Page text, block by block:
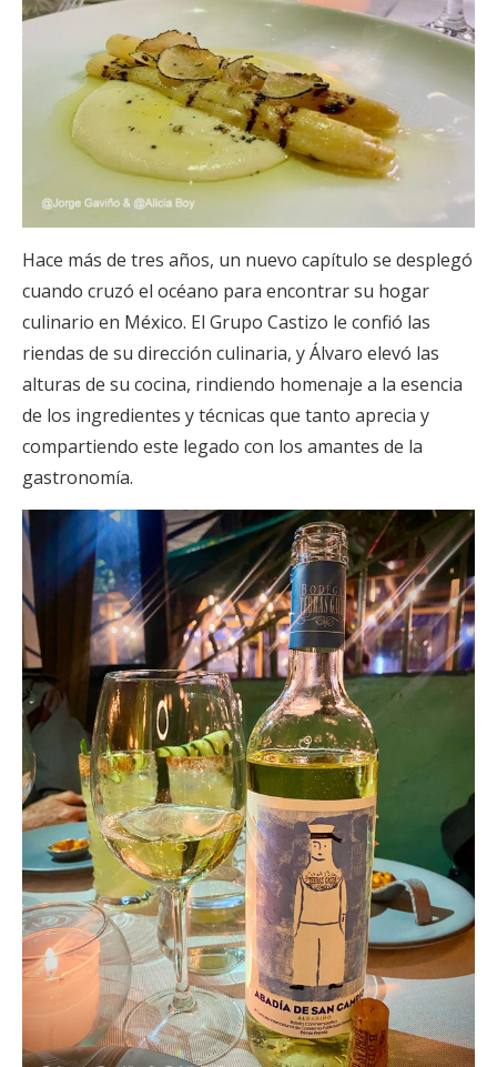
Hace más de tres años, un nuevo capítulo se desplegó
cuando cruzó el océano para encontrar su hogar
culinario en México. El Grupo Castizo le confió las
riendas de su dirección culinaria, y Álvaro elevó las
alturas de su cocina, rindiendo homenaje a la esencia
de los ingredientes y técnicas que tanto aprecia y
compartiendo este legado con los amantes de la
gastronomía.